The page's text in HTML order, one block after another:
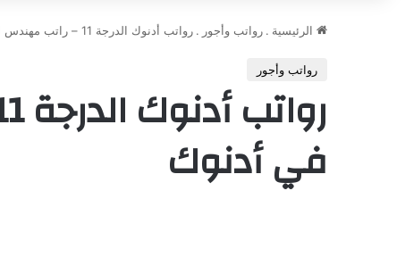
الرئيسية . رواتب وأجور . رواتب أدنوك الدرجة 11 – راتب مهندس البترول في أدنوك
رواتب وأجور
في أدنوك